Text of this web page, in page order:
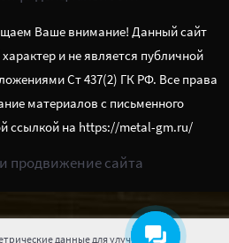
Ваше внимание! Данный сайт
и не является публичной
Ст 437(2) ГК РФ. Все права
материалов с письменного
ссылкой на https://metal-gm.ru/
продвижение сайта
данные для улучшения